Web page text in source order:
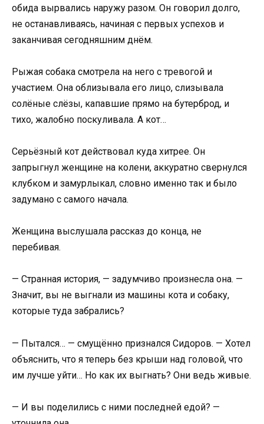
обида вырвались наружу разом. Он говорил долго,
не останавливаясь, начиная с первых успехов и
заканчивая сегодняшним днём.
Рыжая собака смотрела на него с тревогой и
участием. Она облизывала его лицо, слизывала
солёные слёзы, капавшие прямо на бутерброд, и
тихо, жалобно поскуливала. А кот…
Серьёзный кот действовал куда хитрее. Он
запрыгнул женщине на колени, аккуратно свернулся
клубком и замурлыкал, словно именно так и было
задумано с самого начала.
Женщина выслушала рассказ до конца, не
перебивая.
— Странная история, — задумчиво произнесла она. —
Значит, вы не выгнали из машины кота и собаку,
которые туда забрались?
— Пытался… — смущённо признался Сидоров. — Хотел
объяснить, что я теперь без крыши над головой, что
им лучше уйти… Но как их выгнать? Они ведь живые.
— И вы поделились с ними последней едой? —